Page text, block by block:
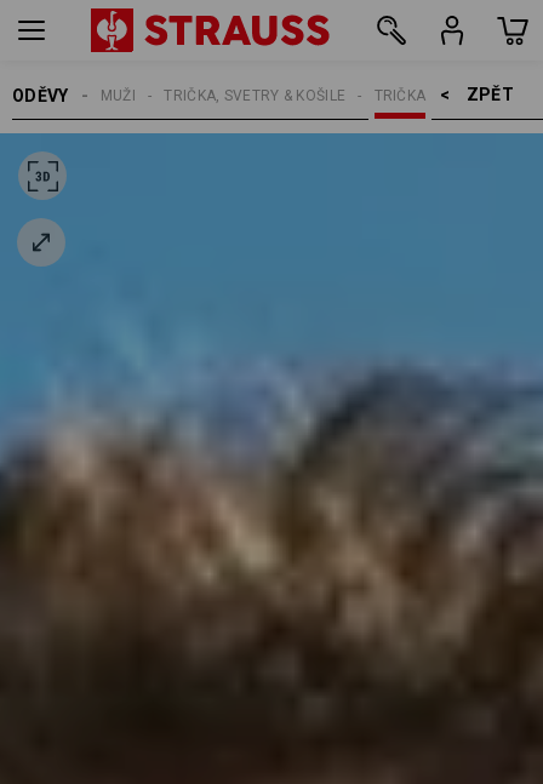
ODĚVY ZPĚT    >
TRIČKA
TRIČKA, SVETRY & KOŠILE
MUŽI